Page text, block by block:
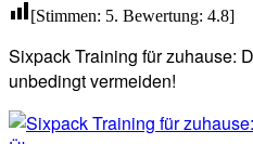
[Stimmen: 5. Bewertung: 4.8]
Sixpack Training für zuhause:
unbedingt vermeiden!